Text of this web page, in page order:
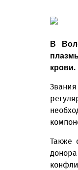
В
крови.
Также